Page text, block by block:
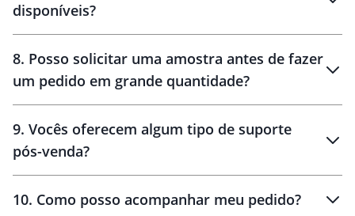
10 dias
brinde
48 horas
disponíveis?
8. Posso solicitar uma amostra antes de fazer
um pedido em grande quantidade?
amostras
9. Vocês oferecem algum tipo de suporte
pós-venda?
10. Como posso acompanhar meu pedido?